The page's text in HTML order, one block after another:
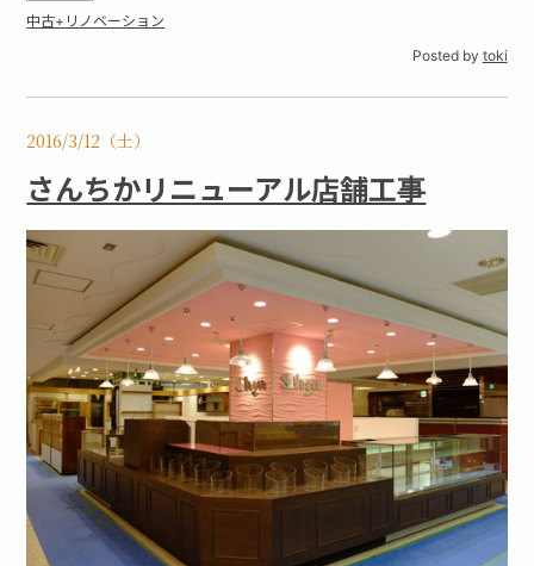
中古+リノベーション
Posted by toki
2016/3/12（土）
さんちかリニューアル店舗工事